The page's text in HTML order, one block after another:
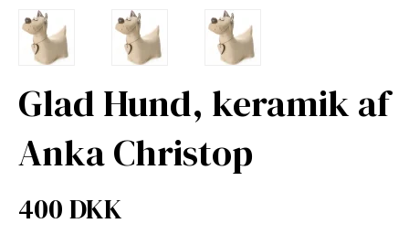
Glad Hund, keramik af
Anka Christop
400 DKK